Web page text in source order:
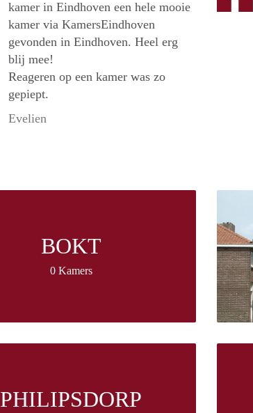
kamer in Eindhoven een hele mooie
kamer via KamersEindhoven
gevonden in Eindhoven. Heel erg
blij mee!
Reageren op een kamer was zo
gepiept.
Evelien
BOKT
0 Kamers
PHILIPSDORP